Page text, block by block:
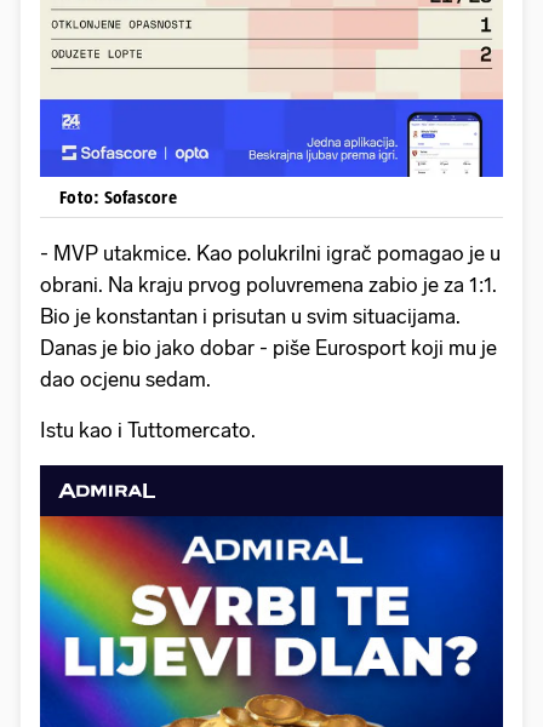
Foto: Sofascore
- MVP utakmice. Kao polukrilni igrač pomagao je u
obrani. Na kraju prvog poluvremena zabio je za 1:1.
Bio je konstantan i prisutan u svim situacijama.
Danas je bio jako dobar - piše Eurosport koji mu je
dao ocjenu sedam.
Istu kao i Tuttomercato.